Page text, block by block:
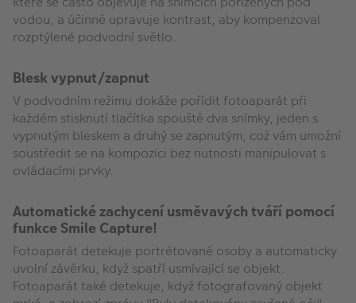
vodou, a účinně upravuje kontrast, aby kompenzoval
rozptýlené podvodní světlo.
Blesk vypnut/zapnut
V podvodním režimu dokáže pořídit fotoaparát při
každém stisknutí tlačítka spouště dva snímky, jeden s
vypnutým bleskem a druhý se zapnutým, což vám umožní
soustředit se na kompozici bez nutnosti manipulovat s
ovládacími prvky.
Automatické zachycení usměvavých tváří pomocí
funkce Smile Capture!
Fotoaparát detekuje portrétované osoby a automaticky
uvolní závěrku, když spatří usmívající se objekt.
Fotoaparát také detekuje, když fotografovaný objekt